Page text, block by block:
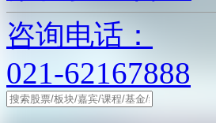
咨询电话：
021-62167888